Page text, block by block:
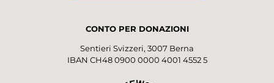
CONTO PER DONAZIONI
Sentieri Svizzeri, 3007 Berna
IBAN CH48 0900 0000 4001 4552 5